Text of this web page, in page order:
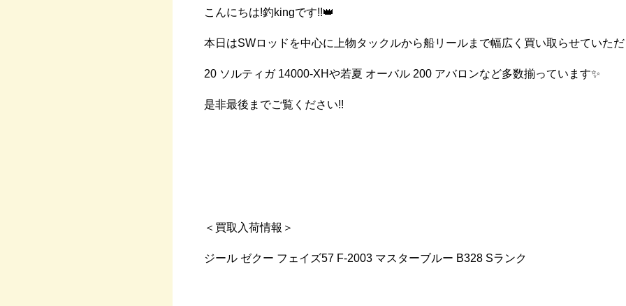
こんにちは!釣kingです!!👑
本日はSWロッドを中心に上物タックルから船リールまで幅広く買い取らせていた
20 ソルティガ14000-XHや若夏 オーバル 200 アバロンなど多数揃っています✨
是非最後までご覧ください!!
＜買取入荷情報＞
ジール ゼクー フェイズ57 F-2003 マスターブルー B328 Sランク